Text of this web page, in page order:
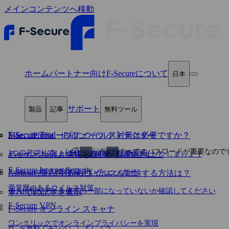
メインコンテンツへ移動
ホームパートナー向けF‑Secureについて 日本
製品
F-Secure Total
1つのアプリで、「デジタルの瞬間」を守る
F‑Secure Internet Security
受賞歴のあるウイルス対策
F-Secure VPN
ワンクリックでオンラインプライバシーを実現
記事
Mac、iPhone、iPadにウイルス対策は必要ですか？
ハッカーが個人情報をほしがる理由とは？
Androidデバイスからウイルスを削除する方法は？
すべての記事を表示
サポート 無料ツール
F‑Secure ディープフェイク ディテクター
ディープフェイクやAI生成画像・動画をチェックしましょう
F‑Secure 個人情報漏えいチェッカー
個人情報がデータ侵害の一部になっていないか確認してください
F‑Secure オンライン スキャナ
記事 すべてのパスワードが重要なので